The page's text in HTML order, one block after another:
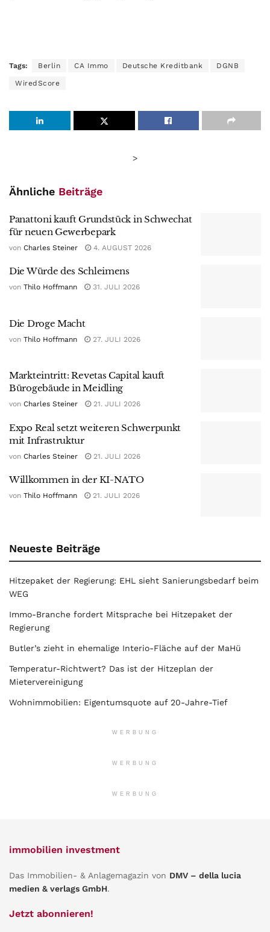
Tags: Berlin CA Immo Deutsche Kreditbank DGNB
WiredScore
>
Ähnliche Beiträge
Panattoni kauft Grundstück in Schwechat
für neuen Gewerbepark
von Charles Steiner 4. AUGUST 2026
Die Würde des Schleimens
von Thilo Hoffmann 31. JULI 2026
Die Droge Macht
von Thilo Hoffmann 27. JULI 2026
Markteintritt: Revetas Capital kauft
Bürogebäude in Meidling
von Charles Steiner 21. JULI 2026
Expo Real setzt weiteren Schwerpunkt
mit Infrastruktur
von Charles Steiner 21. JULI 2026
Willkommen in der KI-NATO
von Thilo Hoffmann 21. JULI 2026
Neueste Beiträge
Hitzepaket der Regierung: EHL sieht Sanierungsbedarf beim
WEG
Immo-Branche fordert Mitsprache bei Hitzepaket der
Regierung
Butler’s zieht in ehemalige Interio-Fläche auf der MaHü
Temperatur-Richtwert? Das ist der Hitzeplan der
Mietervereinigung
Wohnimmobilien: Eigentumsquote auf 20-Jahre-Tief
WERBUNG
WERBUNG
WERBUNG
immobilien investment
Das Immobilien- & Anlagemagazin von DMV – della lucia
medien & verlags GmbH.
Jetzt abonnieren!